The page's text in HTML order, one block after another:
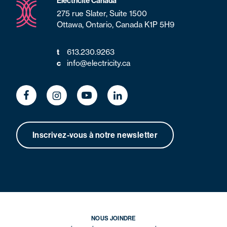
275 rue Slater, Suite 1500
Ottawa, Ontario, Canada K1P 5H9
t
613.230.9263
c
info@electricity.ca
Inscrivez-vous à notre newsletter
NOUS JOINDRE